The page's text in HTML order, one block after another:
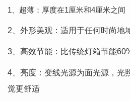
1、超薄：厚度在1厘米和4厘米之间
2、外形美观：适用于任何时尚地
3、高效节能：比传统灯箱节能
4、亮度：变线光源为面光源，光
觉更舒适